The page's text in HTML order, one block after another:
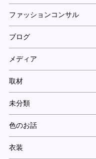
ファッションコンサル
ブログ
メディア
取材
未分類
色のお話
衣装